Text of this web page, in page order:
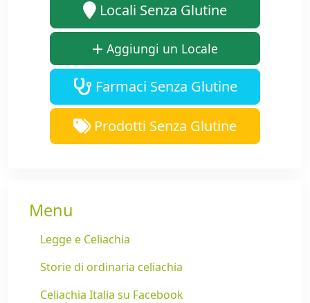
Locali Senza Glutine
Aggiungi un Locale
Farmaci Senza Glutine
Prodotti Senza Glutine
Menu
Legge e Celiachia
Storie di ordinaria celiachia
Celiachia Italia su Facebook